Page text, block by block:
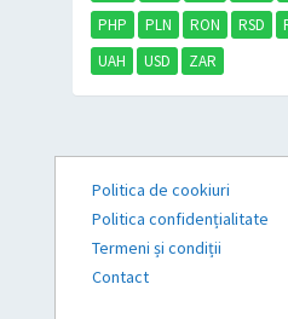
PHP
PLN RON RSD
UAH
USD ZAR
Politica de cookiuri
Politica confidențialitate
Termeni și condiții
Contact